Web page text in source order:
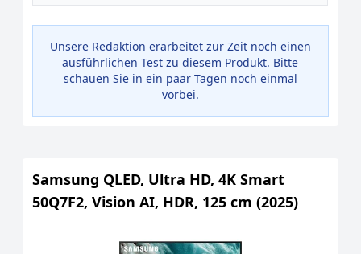
Unsere Redaktion erarbeitet zur Zeit noch einen
ausführlichen Test zu diesem Produkt. Bitte
schauen Sie in ein paar Tagen noch einmal
vorbei.
Samsung QLED, Ultra HD, 4K Smart
50Q7F2, Vision AI, HDR, 125 cm (2025)